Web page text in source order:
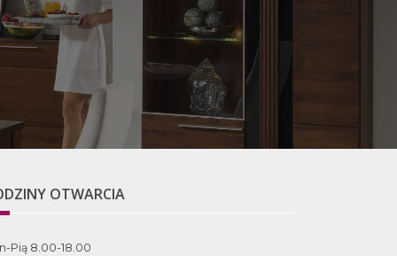
OTWARCIA
Pią 8.00-18.00